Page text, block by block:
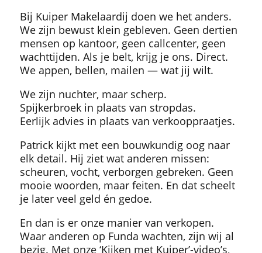
Bij Kuiper Makelaardij doen we het anders.
We zijn bewust klein gebleven. Geen dertien
mensen op kantoor, geen callcenter, geen
wachttijden. Als je belt, krijg je ons. Direct.
We appen, bellen, mailen — wat jij wilt.
We zijn nuchter, maar scherp.
Spijkerbroek in plaats van stropdas.
Eerlijk advies in plaats van verkooppraatjes.
Patrick kijkt met een bouwkundig oog naar
elk detail. Hij ziet wat anderen missen:
scheuren, vocht, verborgen gebreken. Geen
mooie woorden, maar feiten. En dat scheelt
je later veel geld én gedoe.
En dan is er onze manier van verkopen.
Waar anderen op Funda wachten, zijn wij al
bezig. Met onze ‘Kijken met Kuiper’-video’s,